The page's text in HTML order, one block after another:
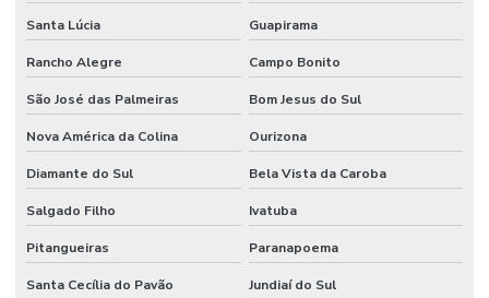
Santa Lúcia Guapirama
Rancho Alegre Campo Bonito
São José das Palmeiras Bom Jesus do Sul
Nova América da Colina Ourizona
Diamante do Sul Bela Vista da Caroba
Salgado Filho Ivatuba
Pitangueiras Paranapoema
Santa Cecília do Pavão Jundiaí do Sul